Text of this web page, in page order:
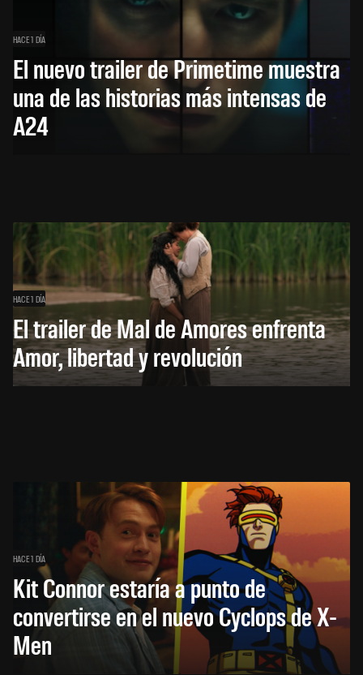
HACE 1 DÍA
El nuevo trailer de Primetime muestra
una de las historias más intensas de
A24
HACE 1 DÍA
El trailer de Mal de Amores enfrenta
Amor, libertad y revolución
HACE 1 DÍA
Kit Connor estaría a punto de
convertirse en el nuevo Cyclops de X-
Men